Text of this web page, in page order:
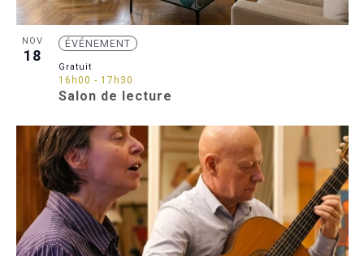
NOV
18
Salon de lecture
ÉVÉNEMENT
16h00 - 17h30
Gratuit